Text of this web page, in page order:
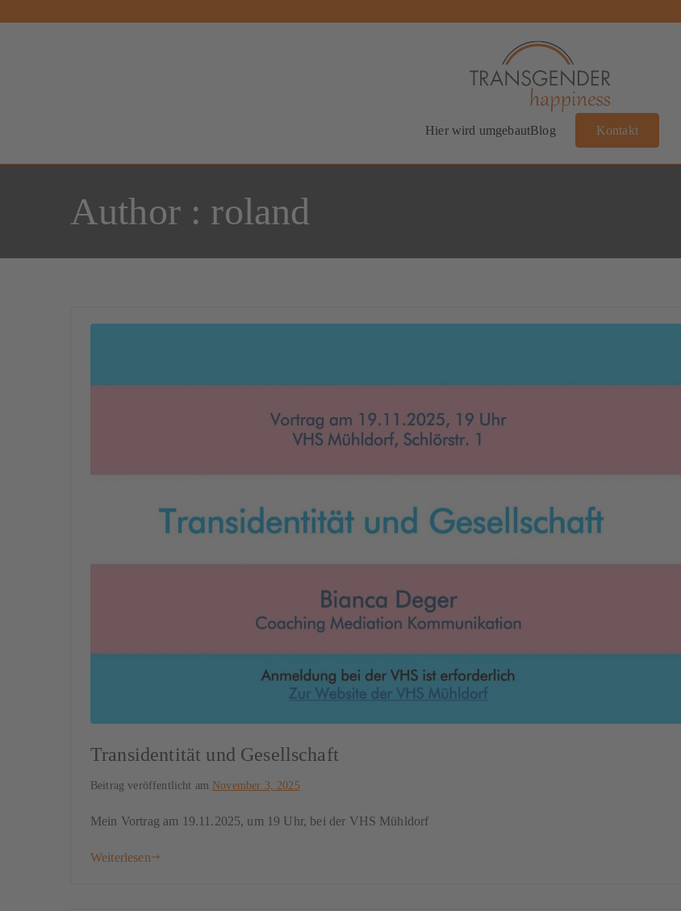
Transgender Happiness
Hier wird umgebautBlog Kontakt
Author : roland
Transidentität und Gesellschaft
Beitrag veröffentlicht am November 3, 2025
Mein Vortrag am 19.11.2025, um 19 Uhr, bei der VHS Mühldorf
Weiterlesen